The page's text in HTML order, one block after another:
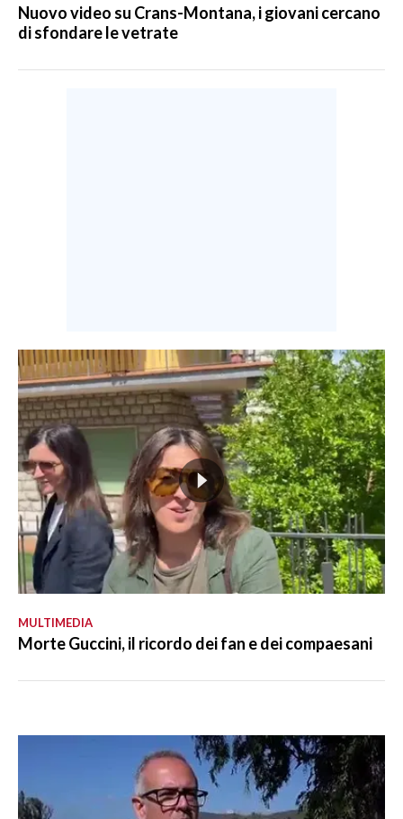
Nuovo video su Crans-Montana, i giovani cercano
di sfondare le vetrate
MULTIMEDIA
Morte Guccini, il ricordo dei fan e dei compaesani